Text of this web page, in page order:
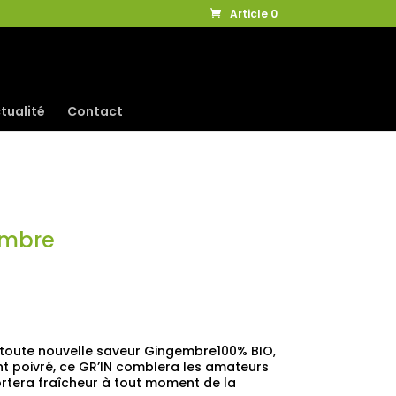
Article 0
Contact
nouvelle saveur Gingembre100% BIO,
poivré, ce GR’IN comblera les amateurs
fraîcheur à tout moment de la